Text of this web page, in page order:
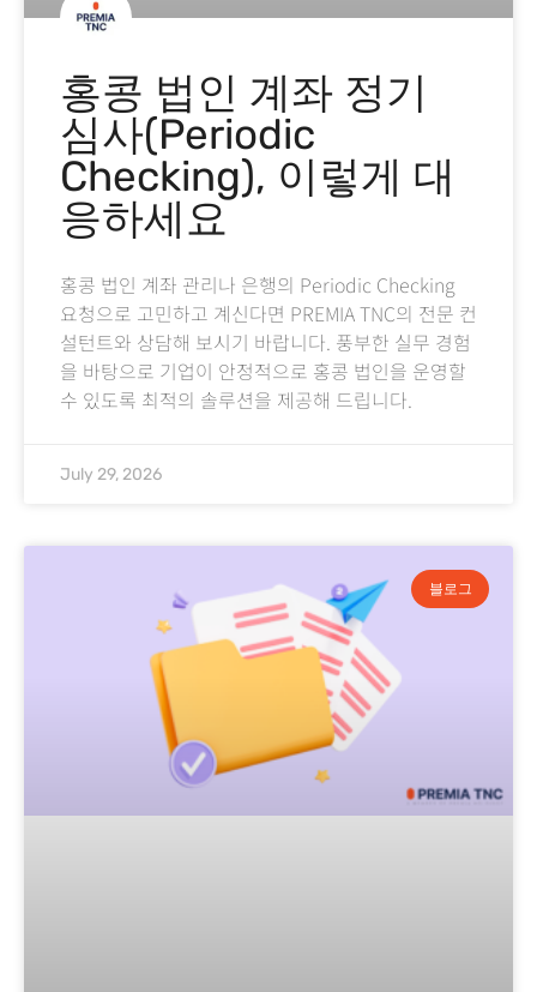
홍콩 법인 계좌 정기
심사(Periodic
Checking), 이렇게 대
응하세요
홍콩 법인 계좌 관리나 은행의 Periodic Checking
요청으로 고민하고 계신다면 PREMIA TNC의 전문 컨
설턴트와 상담해 보시기 바랍니다. 풍부한 실무 경험
을 바탕으로 기업이 안정적으로 홍콩 법인을 운영할
수 있도록 최적의 솔루션을 제공해 드립니다.
July 29, 2026
블로그